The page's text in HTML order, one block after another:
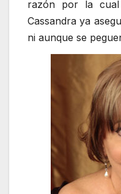
razón por la
Cassandra ya
ni aunque se